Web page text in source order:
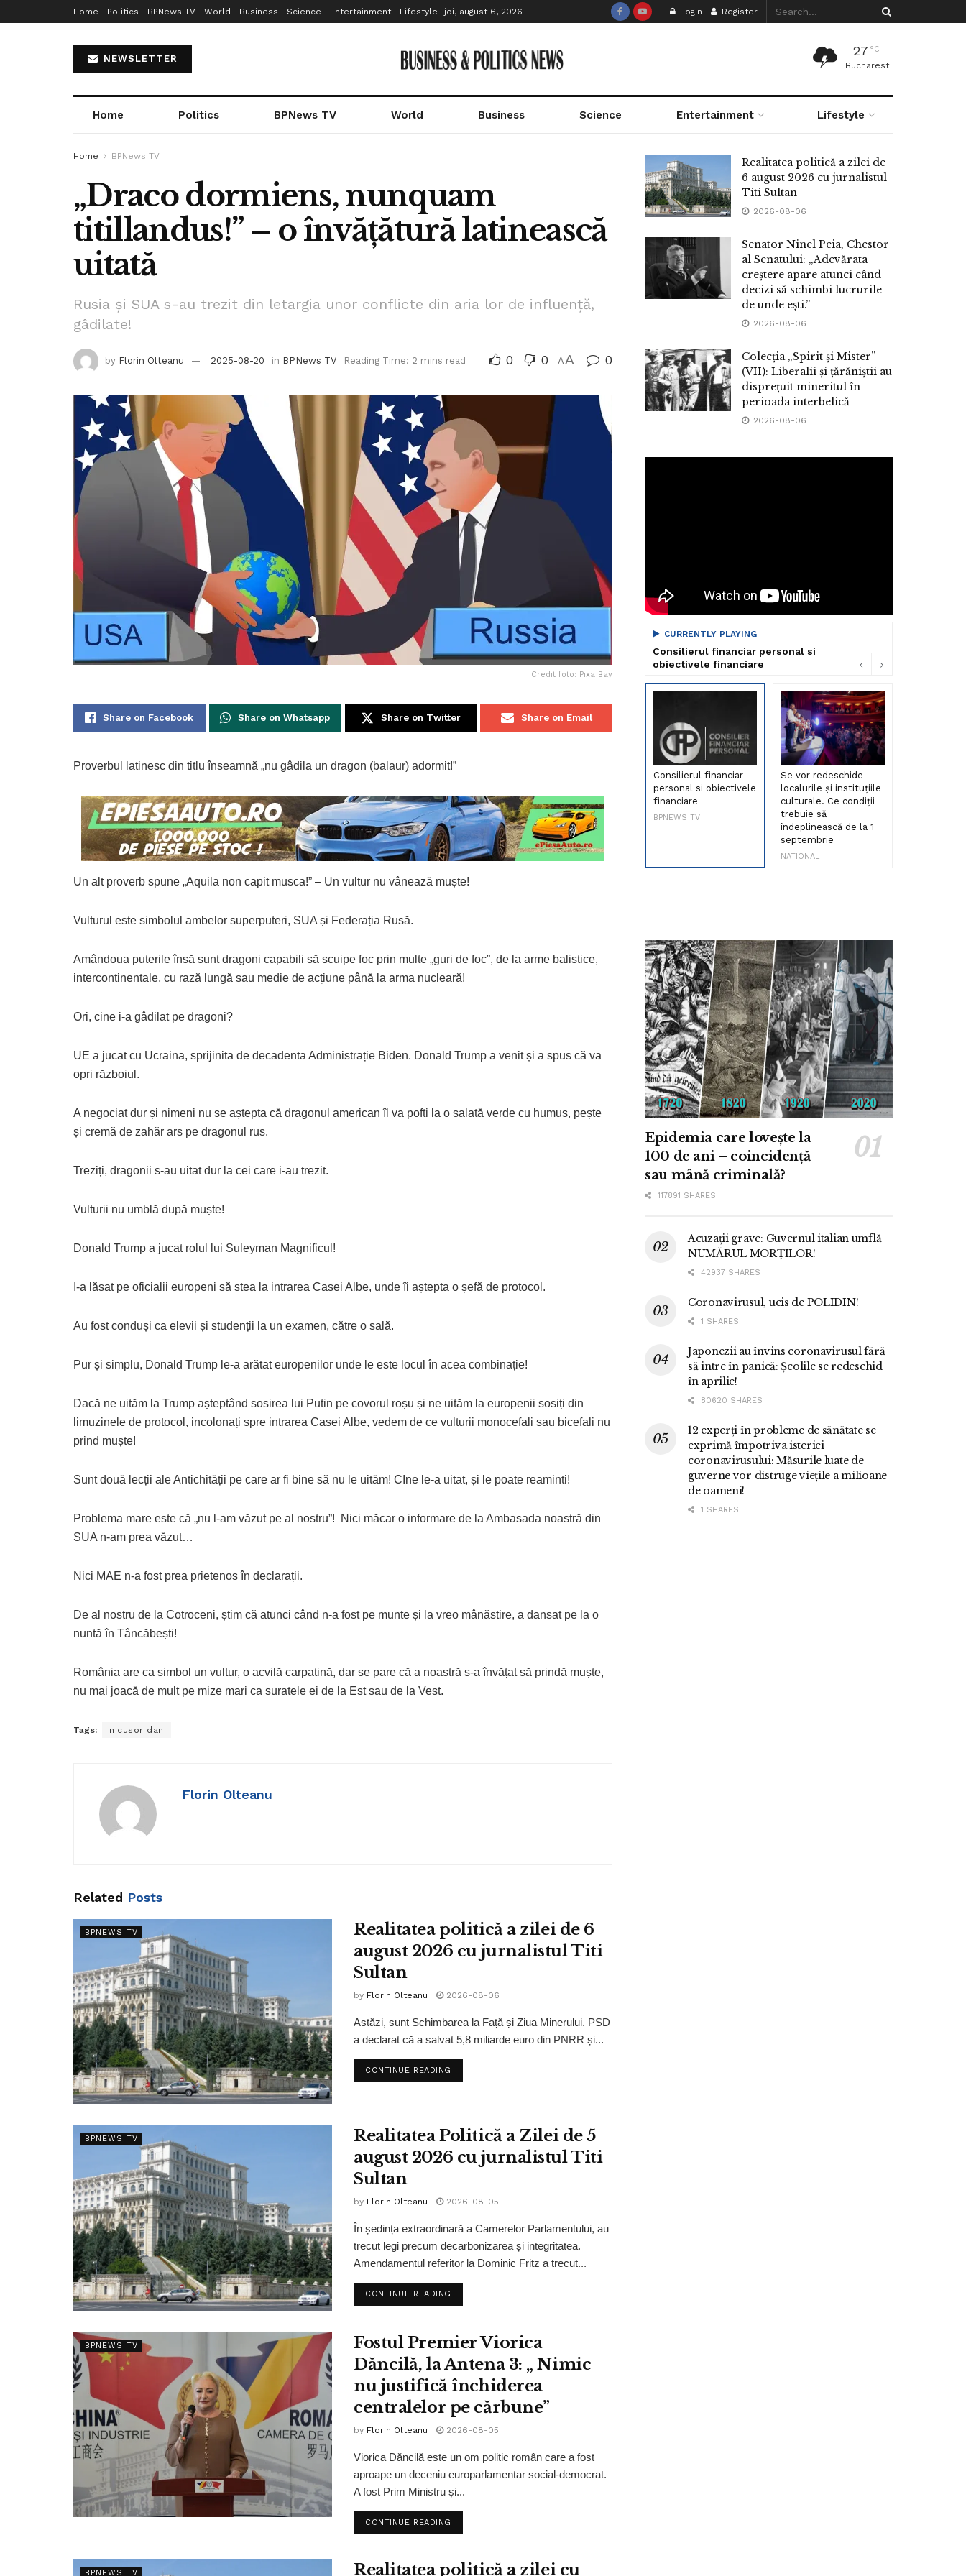
Home Politics BPNews TV World Business Science Entertainment Lifestyle joi, august 6, 2026 Login Register
NEWSLETTER
27 °C
Bucharest
Home Politics BPNews TV World Business Science Entertainment Lifestyle
Home BPNews TV
„Draco dormiens, nunquam
titillandus!” – o învățătură latinească
uitată
Rusia și SUA s-au trezit din letargia unor conflicte din aria lor de influență,
gâdilate!
by Florin Olteanu 2025-08-20 in BPNews TV Reading Time: 2 mins read 0 0 AA 0
Credit foto: Pixa Bay
Share on Facebook Share on Whatsapp Share on Twitter Share on Email
Proverbul latinesc din titlu înseamnă „nu gâdila un dragon (balaur) adormit!”
Un alt proverb spune „Aquila non capit musca!” – Un vultur nu vânează muște!
Vulturul este simbolul ambelor superputeri, SUA și Federația Rusă.
Amândoua puterile însă sunt dragoni capabili să scuipe foc prin multe „guri de foc”, de la arme balistice,
intercontinentale, cu rază lungă sau medie de acțiune până la arma nucleară!
Ori, cine i-a gâdilat pe dragoni?
UE a jucat cu Ucraina, sprijinita de decadenta Administrație Biden. Donald Trump a venit și a spus că va
opri războiul.
A negociat dur și nimeni nu se aștepta că dragonul american îl va pofti la o salată verde cu humus, pește
și cremă de zahăr ars pe dragonul rus.
Treziți, dragonii s-au uitat dur la cei care i-au trezit.
Vulturii nu umblă după muște!
Donald Trump a jucat rolul lui Suleyman Magnificul!
I-a lăsat pe oficialii europeni să stea la intrarea Casei Albe, unde îi aștepta o șefă de protocol.
Au fost conduși ca elevii și studenții la un examen, către o sală.
Pur și simplu, Donald Trump le-a arătat europenilor unde le este locul în acea combinație!
Dacă ne uităm la Trump așteptând sosirea lui Putin pe covorul roșu și ne uităm la europenii sosiți din
limuzinele de protocol, incolonați spre intrarea Casei Albe, vedem de ce vulturii monocefali sau bicefali nu
prind muște!
Sunt două lecții ale Antichității pe care ar fi bine să nu le uităm! CIne le-a uitat, și le poate reaminti!
Problema mare este că „nu l-am văzut pe al nostru”! Nici măcar o informare de la Ambasada noastră din
SUA n-am prea văzut…
Nici MAE n-a fost prea prietenos în declarații.
De al nostru de la Cotroceni, știm că atunci când n-a fost pe munte și la vreo mânăstire, a dansat pe la o
nuntă în Tâncăbești!
România are ca simbol un vultur, o acvilă carpatină, dar se pare că a noastră s-a învățat să prindă muște,
nu mai joacă de mult pe mize mari ca suratele ei de la Est sau de la Vest.
Tags: nicusor dan
Florin Olteanu
Related Posts
BPNEWS TV
Realitatea politică a zilei de 6
august 2026 cu jurnalistul Titi
Sultan
by Florin Olteanu 2026-08-06
Astăzi, sunt Schimbarea la Față și Ziua Minerului. PSD
a declarat că a salvat 5,8 miliarde euro din PNRR și...
CONTINUE READING
BPNEWS TV
Realitatea Politică a Zilei de 5
august 2026 cu jurnalistul Titi
Sultan
by Florin Olteanu 2026-08-05
În ședința extraordinară a Camerelor Parlamentului, au
trecut legi precum decarbonizarea și integritatea.
Amendamentul referitor la Dominic Fritz a trecut...
CONTINUE READING
BPNEWS TV
Fostul Premier Viorica
Dăncilă, la Antena 3: „ Nimic
nu justifică închiderea
centralelor pe cărbune”
by Florin Olteanu 2026-08-05
Viorica Dăncilă este un om politic român care a fost
aproape un deceniu europarlamentar social-democrat.
A fost Prim Ministru și...
CONTINUE READING
BPNEWS TV Realitatea politică a zilei cu
Realitatea politică a zilei de
6 august 2026 cu jurnalistul
Titi Sultan
2026-08-06
Senator Ninel Peia, Chestor
al Senatului: „Adevărata
creștere apare atunci când
decizi să schimbi lucrurile
de unde ești.”
2026-08-06
Colecția „Spirit și Mister”
(VII): Liberalii și țărăniștii au
disprețuit mineritul în
perioada interbelică
2026-08-06
CURRENTLY PLAYING
Consilierul financiar personal si
obiectivele financiare
Consilierul financiar
personal si obiectivele
financiare
BPNEWS TV
Se vor redeschide
localurile și instituțiile
culturale. Ce condiții
trebuie să
îndeplinească de la 1
septembrie
NATIONAL
Epidemia care lovește la
100 de ani – coincidență
sau mână criminală?
117891 SHARES
Acuzații grave: Guvernul italian umflă
NUMĂRUL MORȚILOR!
42937 SHARES
Coronavirusul, ucis de POLIDIN!
1 SHARES
Japonezii au învins coronavirusul fără
să intre în panică: Școlile se redeschid
în aprilie!
80620 SHARES
12 experți în probleme de sănătate se
exprimă împotriva isteriei
coronavirusului: Măsurile luate de
guverne vor distruge viețile a milioane
de oameni!
1 SHARES